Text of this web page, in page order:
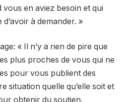
en aviez besoin et qui
à demander. »
« Il n’y a rien de pire que
plus proches de vous qui ne
pour vous publient des
situation quelle qu’elle soit et
obtenir du soutien.